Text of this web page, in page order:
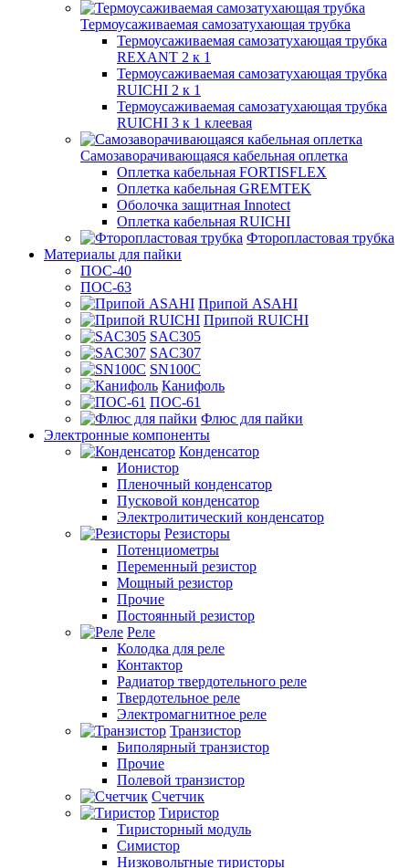
Термоусаживаемая самозатухающая трубка
Термоусаживаемая самозатухающая трубка
REXANT 2 к 1
Термоусаживаемая самозатухающая трубка
RUICHI 2 к 1
Термоусаживаемая самозатухающая трубка
RUICHI 3 к 1 клеевая
Самозаворачивающаяся кабельная оплетка
Оплетка кабельная FORTISFLEX
Оплетка кабельная GREMTEK
Оболочка защитная Innotect
Оплетка кабельная RUICHI
Фторопластовая трубка
Материалы для пайки
ПОС-40
ПОС-63
Припой ASAHI
Припой RUICHI
SAC305
SAC307
SN100C
Канифоль
ПОС-61
Флюс для пайки
Электронные компоненты
Конденсатор
Ионистор
Пленочный конденсатор
Пусковой конденсатор
Электролитический конденсатор
Резисторы
Потенциометры
Переменный резистор
Мощный резистор
Прочие
Постоянный резистор
Реле
Колодка для реле
Контактор
Радиатор твердотельного реле
Твердотельное реле
Электромагнитное реле
Транзистор
Биполярный транзистор
Прочие
Полевой транзистор
Счетчик
Тиристор
Тиристорный модуль
Симистор
Низковольтные тиристоры